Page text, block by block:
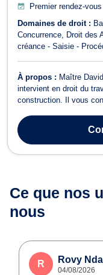
Premier rendez-
Domaines de droit :
Concurrence
Droit des
créance - Saisie -
À propos : Maître
intervient en droit du
construction. Il vous
rédaction des accords
que des clause...
Ce que nos
nous
R Rovy
04/08/2026